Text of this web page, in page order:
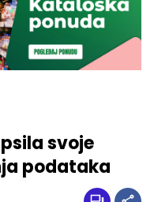
svoje
podataka